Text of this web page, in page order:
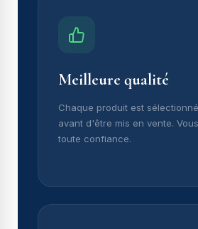
Meilleure qualité
Chaque produit est
avant d'être mis en vente.
toute confiance.